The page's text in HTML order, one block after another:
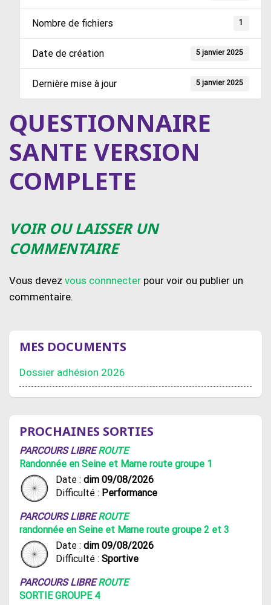
Nombre de fichiers 1
Date de création 5 janvier 2025
Dernière mise à jour 5 janvier 2025
QUESTIONNAIRE
SANTE VERSION
COMPLETE
VOIR OU LAISSER UN
COMMENTAIRE
Vous devez vous connnecter pour voir ou publier un
commentaire.
MES DOCUMENTS
Dossier adhésion 2026
PROCHAINES SORTIES
PARCOURS LIBREROUTE
Randonnée en Seine et Marne route groupe 1
Date : dim 09/08/2026
Difficulté : Performance
PARCOURS LIBREROUTE
randonnée en Seine et Marne route groupe 2 et 3
Date : dim 09/08/2026
Difficulté : Sportive
PARCOURS LIBREROUTE
SORTIE GROUPE 4